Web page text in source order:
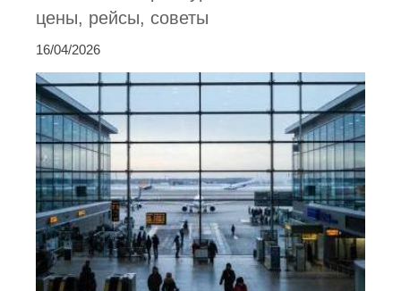
цены, рейсы, советы
16/04/2026